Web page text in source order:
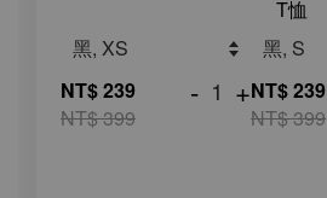
NT$ 239
NT$ 399
- +
T恤
NT$ 239
NT$ 399